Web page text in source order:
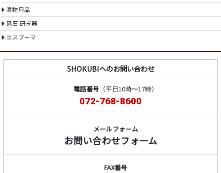
漬物用品
砥石 研ぎ器
エスプーマ
SHOKUBIへのお問い合わせ
電話番号（平日10時～17時）
072-768-8600
メールフォーム
お問い合わせフォーム
FAX番号